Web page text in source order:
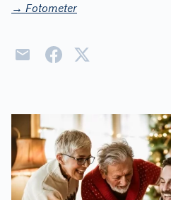
→ Fotometer